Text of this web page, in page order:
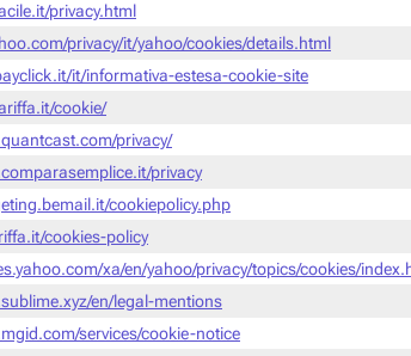
privacy.html
privacy/it/yahoo/cookies/details.html
it/informativa-estesa-cookie-site
cookie/
privacy/
privacy
cookiepolicy.php
cookies-policy
xa/en/yahoo/privacy/topics/cookies/
en/legal-mentions
services/cookie-notice